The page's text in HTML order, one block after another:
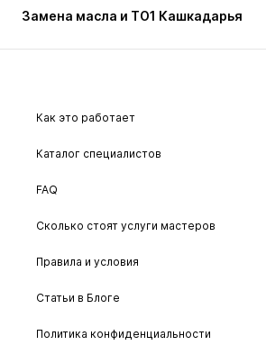
Замена масла и ТО1 Кашкадарья
Как это работает
Каталог специалистов
FAQ
Сколько стоят услуги мастеров
Правила и условия
Статьи в Блоге
Политика конфиденциальности